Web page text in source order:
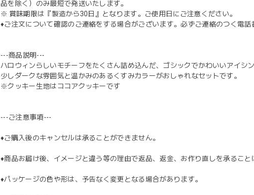
品を除く）のみ最短で発送いたします。
※ 賞味期限は『製造から30日』となります。ご使用日にご注意ください。
♦︎ご注文について確認のご連絡をする場合がございます。必ずご連絡のつく電
---商品説明---
ハロウィンらしいモチーフをたくさん詰め込んだ、ゴシックでかわいいアイシ
少しダークな雰囲気と温かみのあるくすみカラーがおしゃれなセットです。
※クッキー生地はココアクッキーです
---ご注意事項---
♦︎ご購入後のキャンセルは承ることができません。
♦︎商品お届け後、イメージと違う等の理由で返品、返金、お作り直しを承ること
♦︎パッケージの色や形は、予告なく変更となる場合があります。